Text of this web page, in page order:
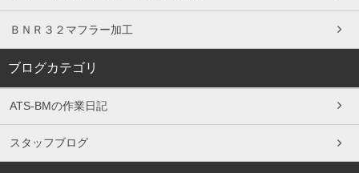
ＢＮＲ３２マフラー加工
ブログカテゴリ
ATS-BMの作業日記
スタッフブログ